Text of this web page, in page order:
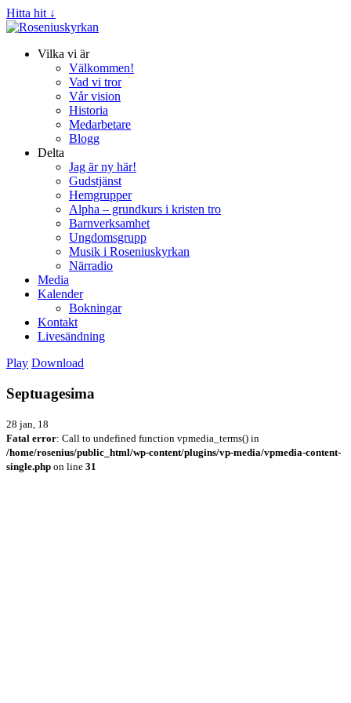
Hitta hit ↓
Vilka vi är
Välkommen!
Vad vi tror
Vår vision
Historia
Medarbetare
Blogg
Delta
Jag är ny här!
Gudstjänst
Hemgrupper
Alpha – grundkurs i kristen tro
Barnverksamhet
Ungdomsgrupp
Musik i Roseniuskyrkan
Närradio
Media
Kalender
Bokningar
Kontakt
Livesändning
Play Download
Septuagesima
28 jan, 18
Fatal error: Call to undefined function vpmedia_terms() in
/home/rosenius/public_html/wp-content/plugins/vp-media/vpmedia-content-
single.php on line 31